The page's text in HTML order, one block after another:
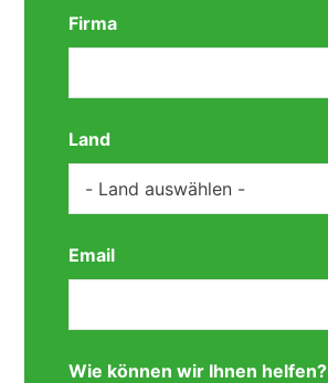
Firma
Land
Email
Wie können wir Ihnen helfen?